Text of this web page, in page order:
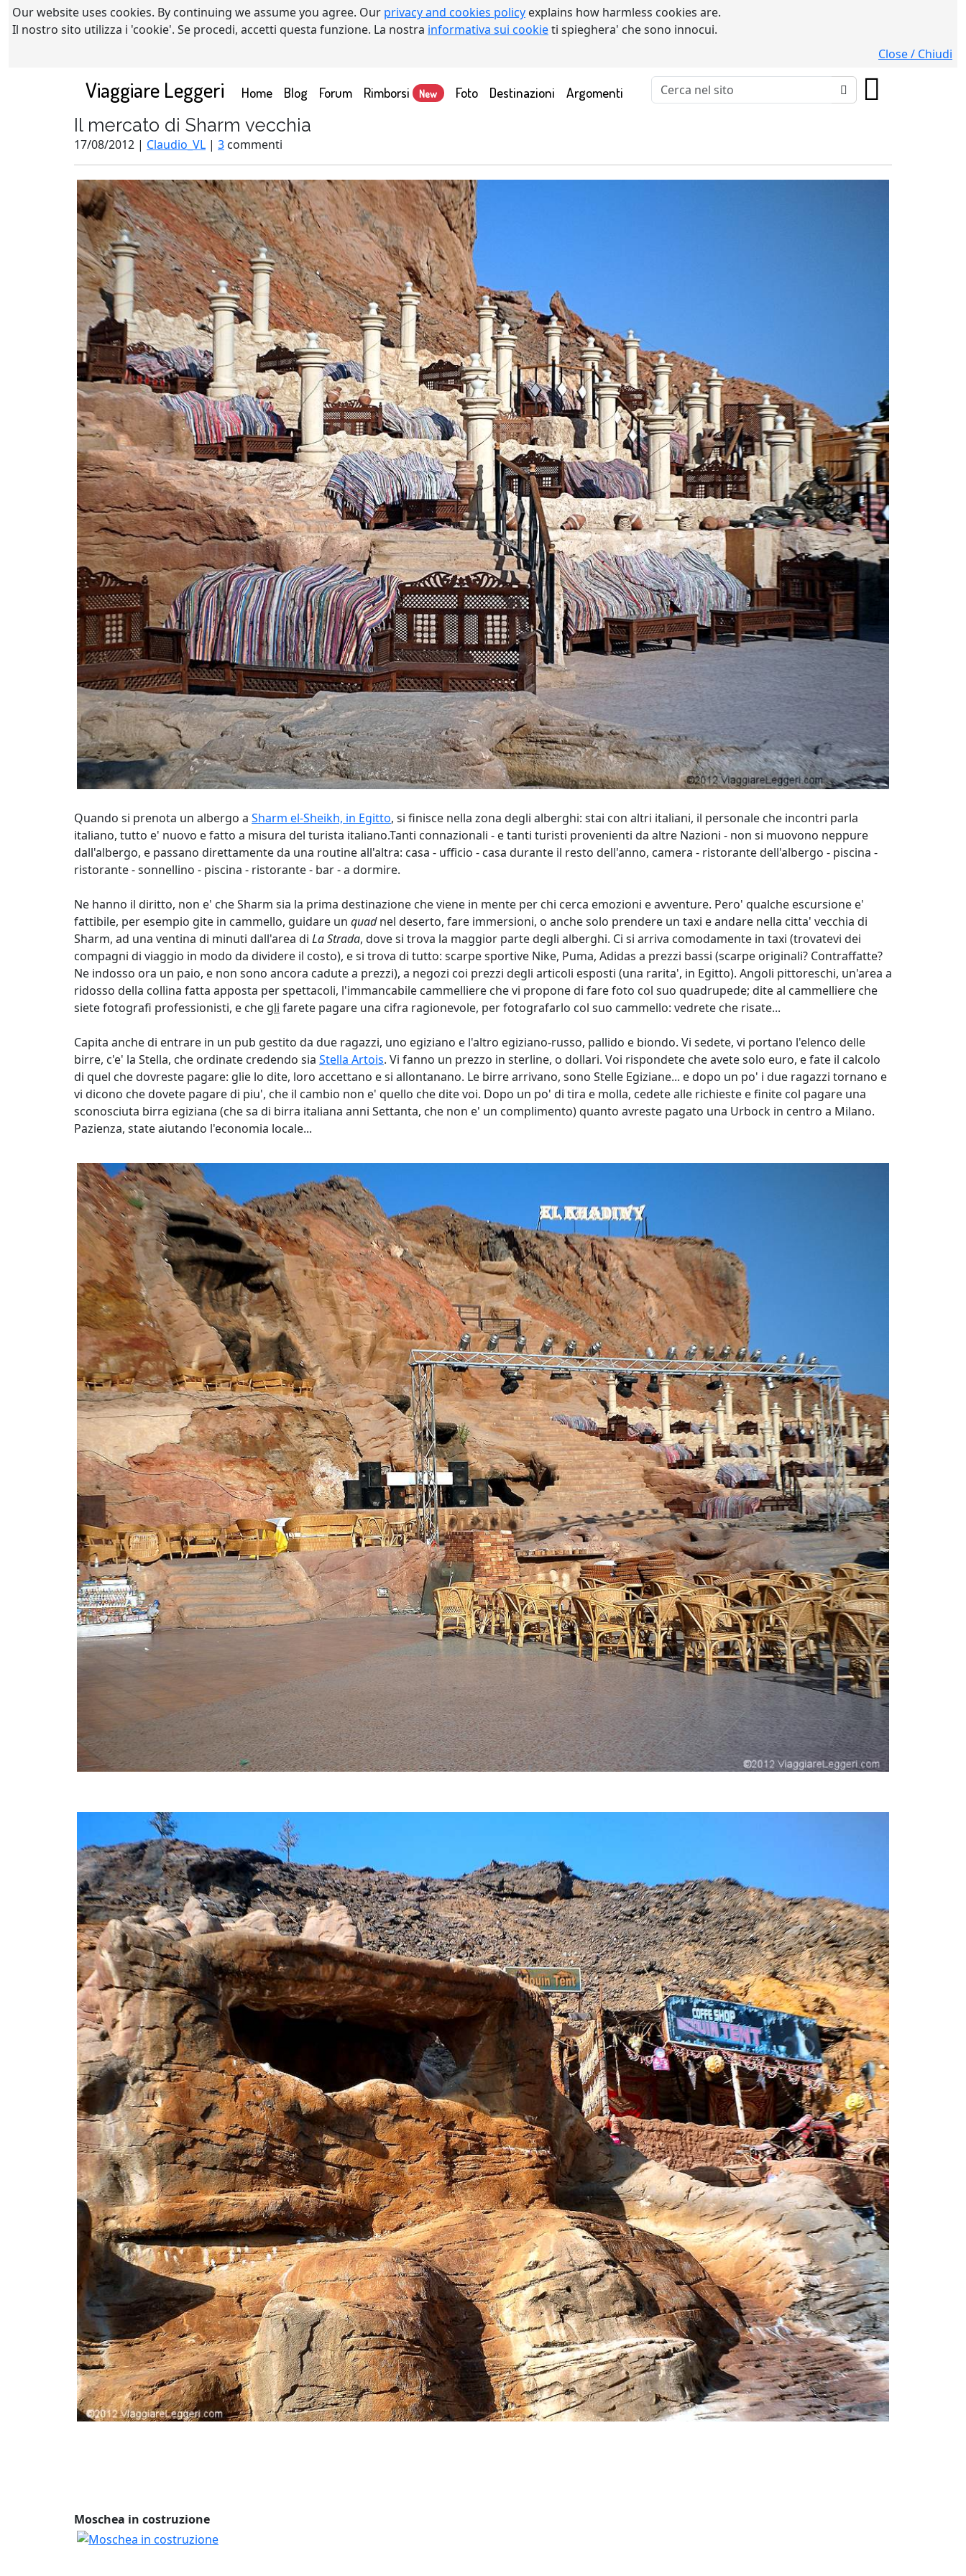
Our website uses cookies. By continuing we assume you agree. Our privacy and cookies policy explains how harmless cookies are.
Il nostro sito utilizza i 'cookie'. Se procedi, accetti questa funzione. La nostra informativa sui cookieti spieghera' che sono innocui.
Close / Chiudi
Viaggiare Leggeri Home(current)
Blog Forum Rimborsi New Foto Destinazioni Argomenti
Il mercato di Sharm vecchia
17/08/2012 | Claudio_VL | 3 commenti
Quando si prenota un albergo a Sharm el-Sheikh, in Egitto, si finisce nella zona degli alberghi: stai con altri italiani, il personale che incontri parla
italiano, tutto e' nuovo e fatto a misura del turista italiano.Tanti connazionali - e tanti turisti provenienti da altre Nazioni - non si muovono neppure
dall'albergo, e passano direttamente da una routine all'altra: casa - ufficio - casa durante il resto dell'anno, camera - ristorante dell'albergo - piscina -
ristorante - sonnellino - piscina - ristorante - bar - a dormire.
Ne hanno il diritto, non e' che Sharm sia la prima destinazione che viene in mente per chi cerca emozioni e avventure. Pero' qualche escursione e'
fattibile, per esempio gite in cammello, guidare un quadnel deserto, fare immersioni, o anche solo prendere un taxi e andare nella citta' vecchia di
Sharm, ad una ventina di minuti dall'area di La Strada, dove si trova la maggior parte degli alberghi. Ci si arriva comodamente in taxi (trovatevi dei
compagni di viaggio in modo da dividere il costo), e si trova di tutto: scarpe sportive Nike, Puma, Adidas a prezzi bassi (scarpe originali? Contraffatte?
Ne indosso ora un paio, e non sono ancora cadute a prezzi), a negozi coi prezzi degli articoli esposti (una rarita', in Egitto). Angoli pittoreschi, un'area a
ridosso della collina fatta apposta per spettacoli, l'immancabile cammelliere che vi propone di fare foto col suo quadrupede; dite al cammelliere che
siete fotografi professionisti, e che gli farete pagare una cifra ragionevole, per fotografarlo col suo cammello: vedrete che risate...
Capita anche di entrare in un pub gestito da due ragazzi, uno egiziano e l'altro egiziano-russo, pallido e biondo. Vi sedete, vi portano l'elenco delle
birre, c'e' la Stella, che ordinate credendo sia Stella Artois. Vi fanno un prezzo in sterline, o dollari. Voi rispondete che avete solo euro, e fate il calcolo
di quel che dovreste pagare: glie lo dite, loro accettano e si allontanano. Le birre arrivano, sono Stelle Egiziane... e dopo un po' i due ragazzi tornano e
vi dicono che dovete pagare di piu', che il cambio non e' quello che dite voi. Dopo un po' di tira e molla, cedete alle richieste e finite col pagare una
sconosciuta birra egiziana (che sa di birra italiana anni Settanta, che non e' un complimento) quanto avreste pagato una Urbock in centro a Milano.
Pazienza, state aiutando l'economia locale...
Moschea in costruzione